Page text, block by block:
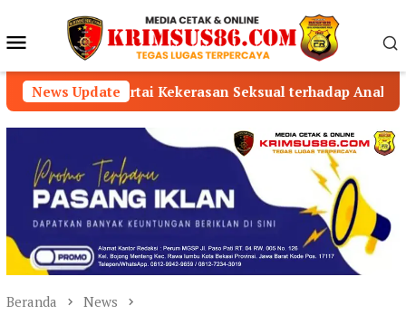
konten Menu
Mobile
News Update
Kekerasan Seksual terhadap Anak, Pelaku
Beranda News